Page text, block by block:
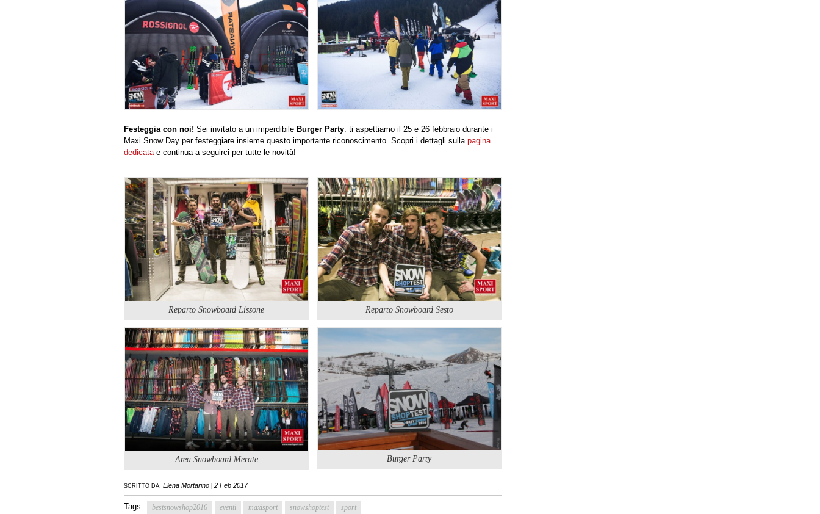
Festeggia con noi! Sei invitato a un imperdibile Burger Party: ti aspettiamo il 25 e 26 febbraio durante i
Maxi Snow Day per festeggiare insieme questo importante riconoscimento. Scopri i dettagli sulla pagina
dedicata e continua a seguirci per tutte le novità!
Reparto Snowboard Lissone Reparto Snowboard Sesto
Area Snowboard Merate Burger Party
SCRITTO DA: Elena Mortarino 2 Feb 2017
Tags bestsnowshop2016 eventi maxisport snowshoptest sport